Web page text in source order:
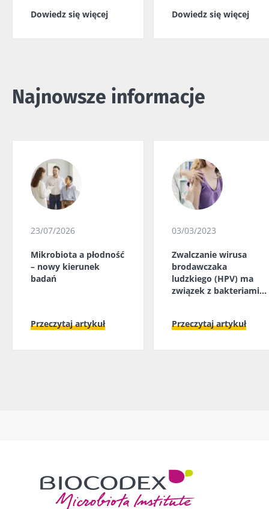
Dowiedz się więcej Dowiedz się więcej
Najnowsze informacje
23/07/2026
Mikrobiota a płodność
– nowy kierunek
badań
Przeczytaj artykuł
03/03/2023
Zwalczanie wirusa
brodawczaka
ludzkiego (HPV) ma
związek z bakteriami
Przeczytaj artykuł